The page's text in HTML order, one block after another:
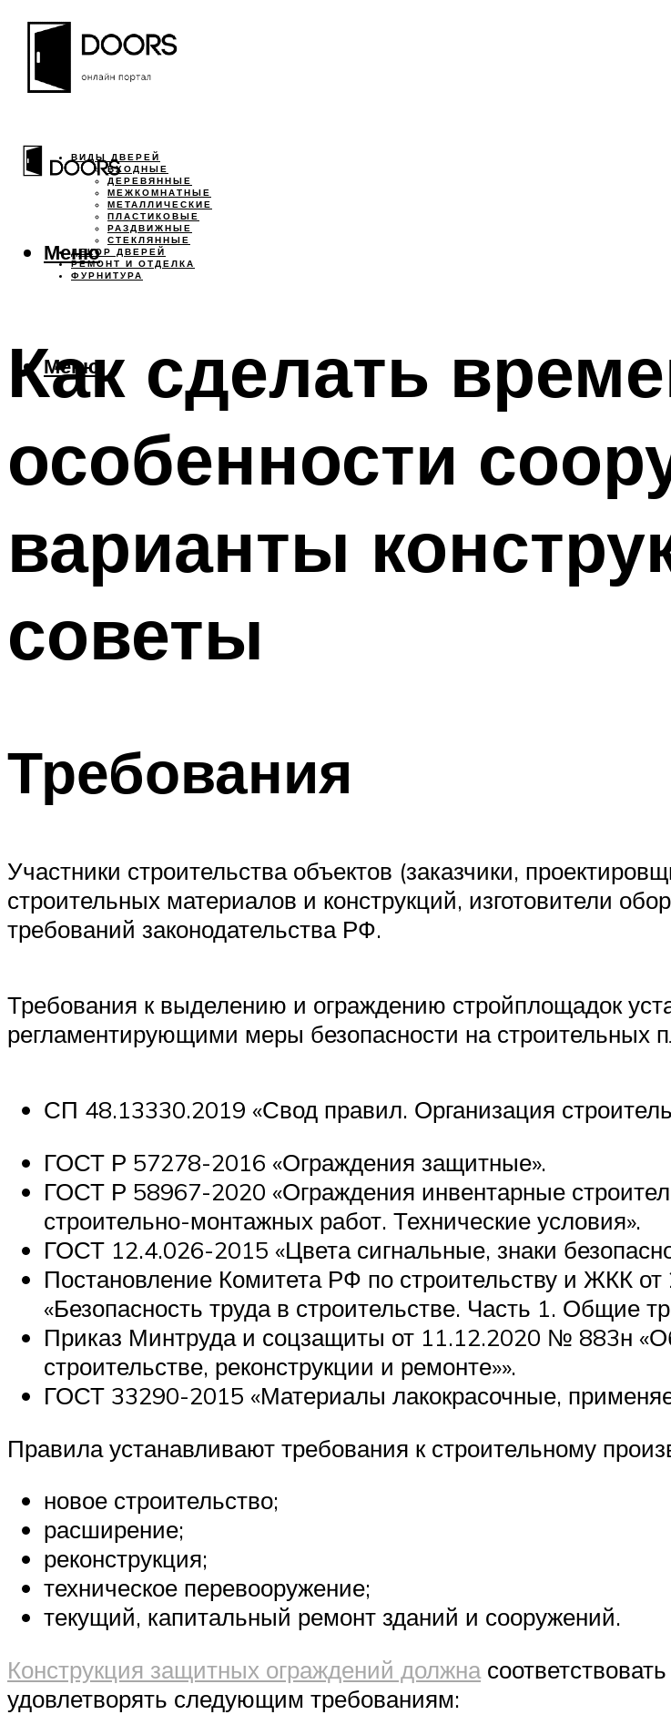
ВИДЫ ДВЕРЕЙ
ВХОДНЫЕ
ДЕРЕВЯННЫЕ
МЕЖКОМНАТНЫЕ
МЕТАЛЛИЧЕСКИЕ
ПЛАСТИКОВЫЕ
РАЗДВИЖНЫЕ
СТЕКЛЯННЫЕ
ДЕКОР ДВЕРЕЙ
РЕМОНТ И ОТДЕЛКА
ФУРНИТУРА
Меню
Меню
Как сделать
особенности
варианты
советы
Требования
Участники строительства объектов (заказчики,
строительных материалов и конструкций, изготовители
требований законодательства РФ.
Требования к выделению и ограждению стройплощадок
регламентирующими меры безопасности на строительных
СП 48.13330.2019 «Свод правил. Организация
ГОСТ Р 57278-2016 «Ограждения защитные».
ГОСТ Р 58967-2020 «Ограждения инвентарные
строительно-монтажных работ. Технические условия».
ГОСТ 12.4.026-2015 «Цвета сигнальные, знаки
Постановление Комитета РФ по строительству и ЖКК
«Безопасность труда в строительстве. Часть 1. Общие
Приказ Минтруда и соцзащиты от 11.12.2020 № 883н
строительстве, реконструкции и ремонте»».
ГОСТ 33290-2015 «Материалы лакокрасочные,
Правила устанавливают требования к строительному
новое строительство;
расширение;
реконструкция;
техническое перевооружение;
текущий, капитальный ремонт зданий и сооружений.
Конструкция защитных ограждений должна
удовлетворять следующим требованиям: